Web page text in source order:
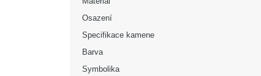
Osazení
Specifikace kamene
Barva
Symbolika